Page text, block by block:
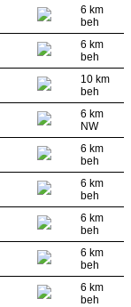
6 km
beh
6 km
beh
10 km
beh
6 km
NW
6 km
beh
6 km
beh
6 km
beh
6 km
beh
6 km
beh